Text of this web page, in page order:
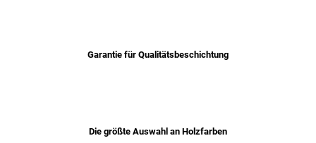
Garantie für Qualitätsbeschichtung
Die größte Auswahl an Holzfarben